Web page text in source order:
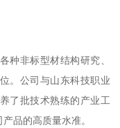
种非标型材结构研究、
。公司与山东科技职业
了批技术熟练的产业工
品的高质量水准。